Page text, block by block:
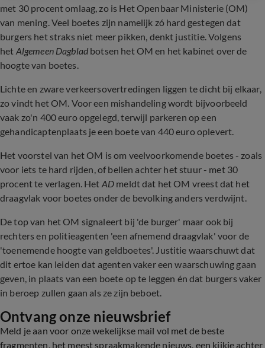
met 30 procent omlaag, zo is Het Openbaar Ministerie (OM)
van mening. Veel boetes zijn namelijk zó hard gestegen dat
burgers het straks niet meer pikken, denkt justitie. Volgens
het Algemeen Dagblad botsen het OM en het kabinet over de
hoogte van boetes.
Lichte en zware verkeersovertredingen liggen te dicht bij elkaar,
zo vindt het OM. Voor een mishandeling wordt bijvoorbeeld
vaak zo'n 400 euro opgelegd, terwijl parkeren op een
gehandicaptenplaats je een boete van 440 euro oplevert.
Het voorstel van het OM is om veelvoorkomende boetes - zoals
voor iets te hard rijden, of bellen achter het stuur - met 30
procent te verlagen. Het AD meldt dat het OM vreest dat het
draagvlak voor boetes onder de bevolking anders verdwijnt.
De top van het OM signaleert bij 'de burger' maar ook bij
rechters en politieagenten 'een afnemend draagvlak' voor de
'toenemende hoogte van geldboetes'. Justitie waarschuwt dat
dit ertoe kan leiden dat agenten vaker een waarschuwing gaan
geven, in plaats van een boete op te leggen én dat burgers vaker
in beroep zullen gaan als ze zijn beboet.
Ontvang onze nieuwsbrief
Meld je aan voor onze wekelijkse mail vol met de beste
fragmenten, het meest spraakmakende nieuws, een kijkje achter